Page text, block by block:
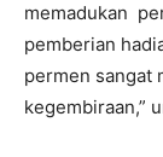
memadukan
pemberian
permen sangat
kegembiraan,”